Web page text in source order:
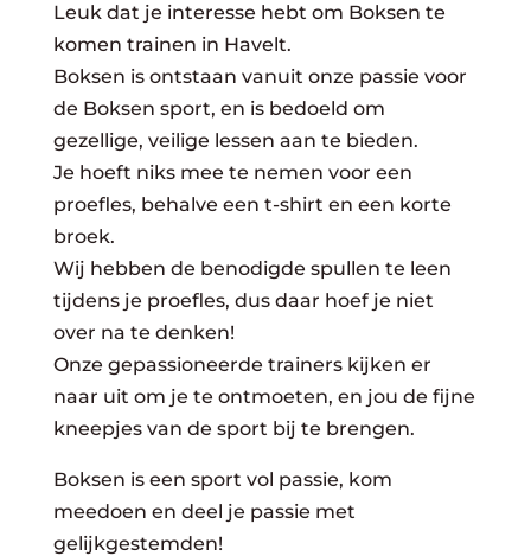
Leuk dat je interesse hebt om Boksen te
komen trainen in Havelt.
Boksen is ontstaan vanuit onze passie voor
de Boksen sport, en is bedoeld om
gezellige, veilige lessen aan te bieden.
Je hoeft niks mee te nemen voor een
proefles, behalve een t-shirt en een korte
broek.
Wij hebben de benodigde spullen te leen
tijdens je proefles, dus daar hoef je niet
over na te denken!
Onze gepassioneerde trainers kijken er
naar uit om je te ontmoeten, en jou de fijne
kneepjes van de sport bij te brengen.
Boksen is een sport vol passie, kom
meedoen en deel je passie met
gelijkgestemden!